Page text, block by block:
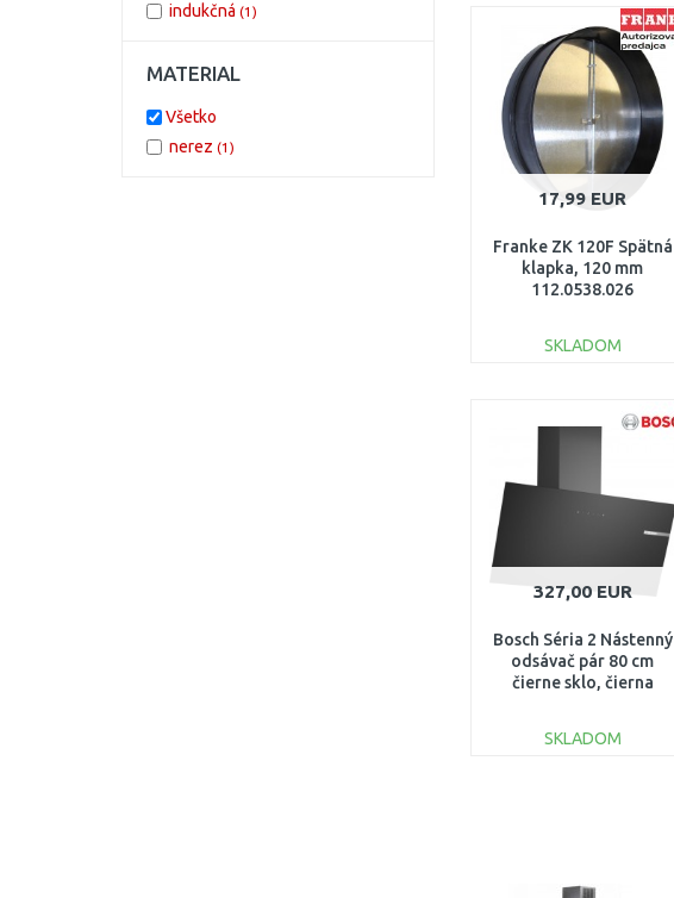
Porovnať
17,99 EUR
Franke ZK 120F Spätná
klapka, 120 mm
112.0538.026
SKLADOM
327,00 EUR
Bosch Séria 2 Nástenný
odsávač pár 80 cm
čierne sklo, čierna
SKLADOM
indukčná (1)
MATERIAL
Všetko
nerez (1)